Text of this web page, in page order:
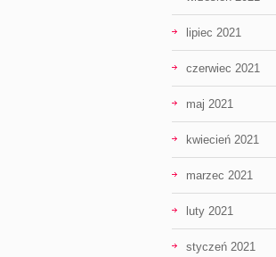
lipiec 2021
czerwiec 2021
maj 2021
kwiecień 2021
marzec 2021
luty 2021
styczeń 2021